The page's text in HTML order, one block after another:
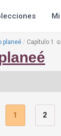
planeé Capítulo 1 ☺
1 2